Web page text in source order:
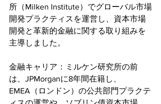
所（Milken Institute）でグローバル市場
開発プラクティスを運営し、資本市場
開発と革新的金融に関する取り組みを
主導しました。
金融キャリア：ミルケン研究所の前
は、JPMorganに8年間在籍し、
EMEA（ロンドン）の公共部門プラクテ